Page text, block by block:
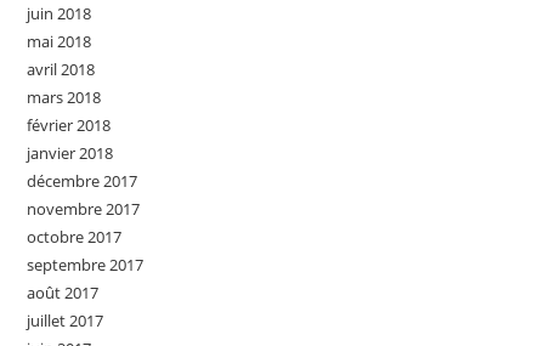
juin 2018
mai 2018
avril 2018
mars 2018
février 2018
janvier 2018
décembre 2017
novembre 2017
octobre 2017
septembre 2017
août 2017
juillet 2017